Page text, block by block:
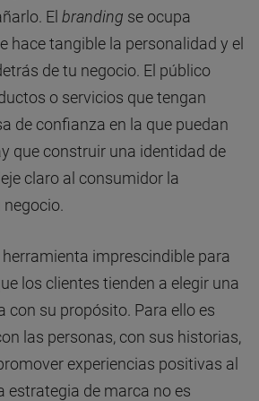
El branding se ocupa
hace tangible la personalidad y el
de tu negocio. El público
o servicios que tengan
de confianza en la que puedan
que construir una identidad de
claro al consumidor la
herramienta imprescindible para
los clientes tienden a elegir una
con su propósito. Para ello es
las personas, con sus historias,
experiencias positivas al
estrategia de marca no es